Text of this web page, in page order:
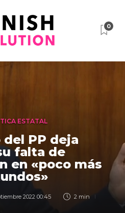
0
ESTATAL
PP deja
falta de
en «poco más
2022 00:45
2 min